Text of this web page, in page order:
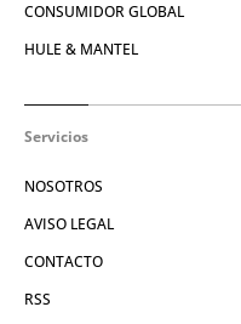
CONSUMIDOR GLOBAL
HULE & MANTEL
Servicios
NOSOTROS
AVISO LEGAL
CONTACTO
RSS